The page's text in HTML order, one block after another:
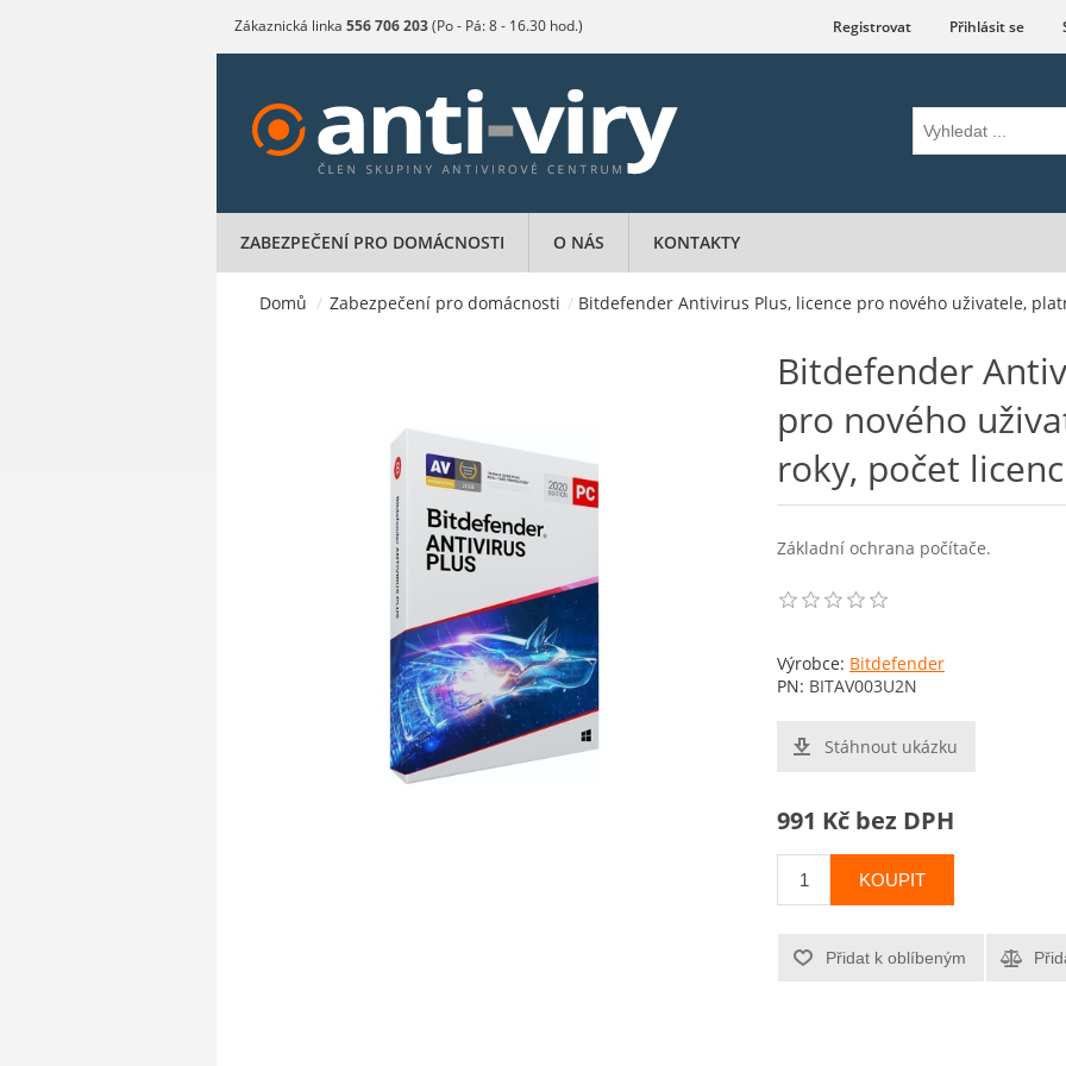
Zákaznická linka 556 706 203(Po - Pá: 8 - 16.30 hod.) Registrovat Přihlásit se
ZABEZPEČENÍ PRO DOMÁCNOSTI O NÁS KONTAKTY
Domů / Zabezpečení pro domácnosti / Bitdefender Antivirus Plus, licence pro nového uživatele,
Bitdefender
pro nového
roky, počet
Základní ochrana počítače.
Výrobce: Bitdefender
PN: BITAV003U2N
Stáhnout ukázku
991 Kč bez DPH
KOUPIT
Přidat k oblíbeným